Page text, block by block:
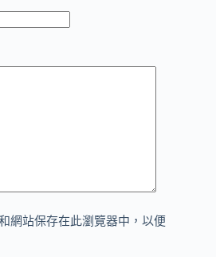
網站保存在此瀏覽器中，以便